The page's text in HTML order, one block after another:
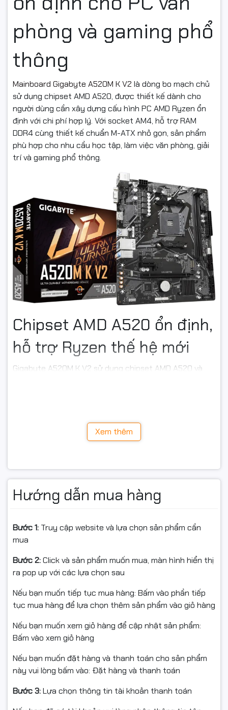
phòng và gaming phổ
thông
Mainboard Gigabyte A520M K V2 là dòng bo mạch chủ
sử dụng chipset AMD A520, được thiết kế dành cho
người dùng cần xây dựng cấu hình PC AMD Ryzen ổn
định với chi phí hợp lý. Với socket AM4, hỗ trợ RAM
DDR4 cùng thiết kế chuẩn M-ATX nhỏ gọn, sản phẩm
phù hợp cho nhu cầu học tập, làm việc văn phòng, giải
trí và gaming phổ thông.
Chipset AMD A520 ổn định,
hỗ trợ Ryzen thế hệ mới
Gigabyte A520M K V2 sử dụng chipset AMD A520 và
AMD Ryzen 5000G Series
AMD Ryzen 4000G Series
build PC theo nhiều mức ngân sách khác nhau, từ văn
phòng đến gaming cơ bản.
Thiết kế M-ATX nhỏ gọn, dễ
dàng lắp đặt
Bo mạch chủ sở hữu thiết kế chuẩn M-ATX giúp:
Tiết kiệm không gian
Dễ dàng lắp đặt trong nhiều loại case
Phù hợp cho PC văn phòng và gaming gọn nhẹ
Thiết kế tối ưu giúp hệ thống vận hành ổn định và
thuận tiện cho việc nâng cấp linh kiện sau này.
Xem thêm
Hướng dẫn mua hàng
Bước 1: Truy cập website và lựa chọn sản phẩm cần
mua
Bước 2:Click và sản phẩm muốn mua, màn hình hiển thị
ra pop up với các lựa chọn sau
Nếu bạn muốn tiếp tục mua hàng: Bấm vào phần tiếp
tục mua hàng để lựa chọn thêm sản phẩm vào giỏ hàng
Nếu bạn muốn xem giỏ hàng để cập nhật sản phẩm:
Bấm vào xem giỏ hàng
Nếu bạn muốn đặt hàng và thanh toán cho sản phẩm
này vui lòng bấm vào: Đặt hàng và thanh toán
Bước 3:Lựa chọn thông tin tài khoản thanh toán